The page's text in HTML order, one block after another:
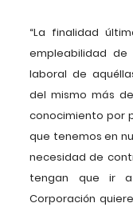
“La finalidad
empleabilidad de
laboral de
del mismo más
conocimiento por
que tenemos en
necesidad de
tengan que ir a
Corporación